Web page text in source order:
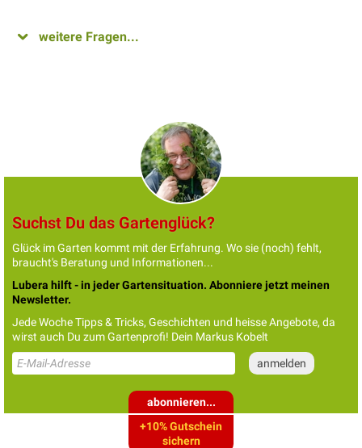
weitere Fragen...
Suchst Du das Gartenglück?
Glück im Garten kommt mit der Erfahrung. Wo sie (noch) fehlt,
braucht's Beratung und Informationen...
Lubera hilft - in jeder Gartensituation. Abonniere jetzt meinen
Newsletter.
Jede Woche Tipps & Tricks, Geschichten und heisse Angebote, da
wirst auch Du zum Gartenprofi! Dein Markus Kobelt
abonnieren...
+10% Gutschein
sichern